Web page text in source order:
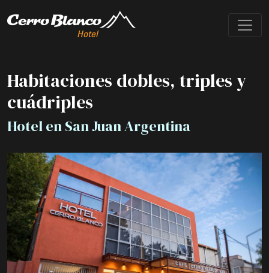
Habitaciones dobles, triples y
cuádriples
Hotel en San Juan Argentina